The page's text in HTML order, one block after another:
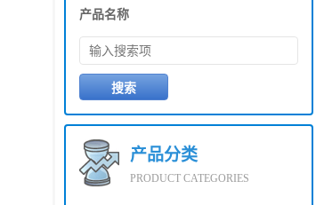
产品名称
产品分类
PRODUCT CATEGORIES